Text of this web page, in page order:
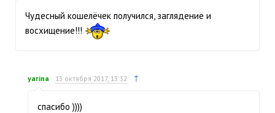
Чудесный кошелёчек получился, заглядение и
восхищение!!!
yarina 13 октября 2017, 13:32 ↑
спасибо ))))